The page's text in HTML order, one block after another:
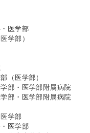
医学部
学部）
（医学部）
部・医学部附属病院
部・医学部附属病院
学部
医学部